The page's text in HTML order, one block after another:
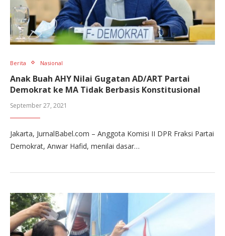
Berita Nasional
Anak Buah AHY Nilai Gugatan AD/ART Partai
Demokrat ke MA Tidak Berbasis Konstitusional
September 27, 2021
Jakarta, JurnalBabel.com – Anggota Komisi II DPR Fraksi Partai
Demokrat, Anwar Hafid, menilai dasar…